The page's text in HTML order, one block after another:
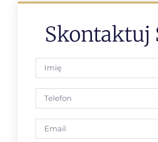
Skontaktuj